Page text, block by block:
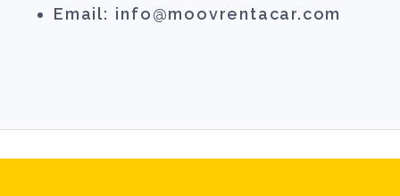
Email: info@moovrentacar.com